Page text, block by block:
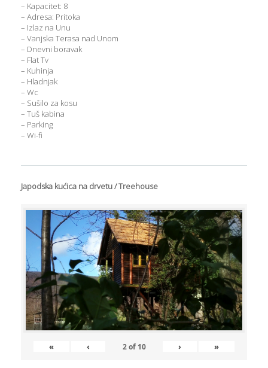
– Kapacitet: 8
– Adresa: Pritoka
– Izlaz na Unu
– Vanjska Terasa nad Unom
– Dnevni boravak
– Flat Tv
– Kuhinja
– Hladnjak
– Wc
– Sušilo za kosu
– Tuš kabina
– Parking
– Wi-fi
Japodska kućica na drvetu / Treehouse
« ‹ 2of 10 › »